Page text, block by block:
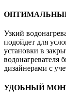
Узкий
подойдет для
установки в
водонагревателя
дизайнерами с
УДОБНЫЙ